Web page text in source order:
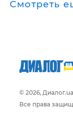
Смотреть
© 2026, Диалог.ua
Все права